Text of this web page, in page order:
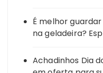
É melhor
na geladeira?
Achadinhos Dia